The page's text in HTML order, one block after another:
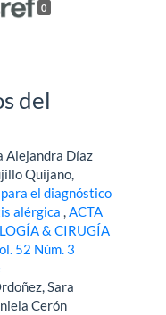
0
del
Alejandra Díaz
Quijano,
el diagnóstico
alérgica,ACTA
& CIRUGÍA
52 Núm. 3
Sara
Cerón